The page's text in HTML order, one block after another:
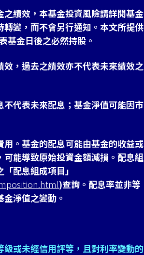
績效，本基金投資風險請詳閱基金
變，而不會另行通知。本文所提供
基金日後之必然持股。
，過去之績效亦不代表未來績效之
代表未來配息；基金淨值可能因市
。基金的配息可能由基金的收益或
能導致原始投資金額減損。配息組
配息組成項目」
)查詢。配息率並非等
淨值之變動。
或未經信用評等，且對利率變動的